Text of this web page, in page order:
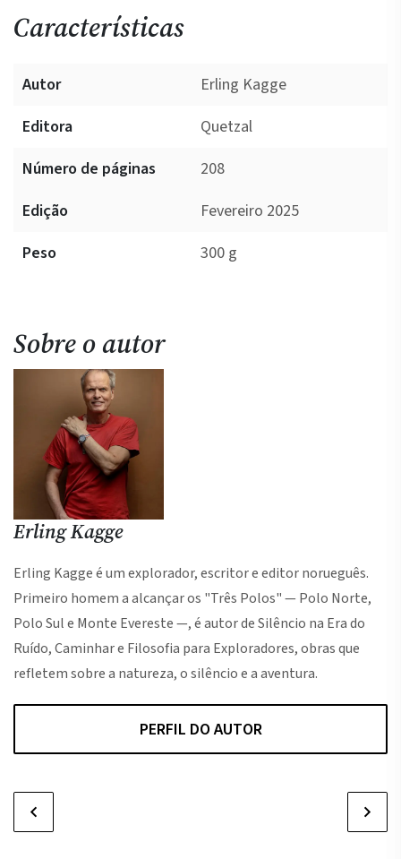
Características
Autor
Erling Kagge
Editora
Quetzal
Número de páginas
208
Edição
Fevereiro 2025
Peso
300 g
Sobre o autor
Erling Kagge
Erling Kagge é um explorador, escritor e editor norueguês.
Primeiro homem a alcançar os "Três Polos" — Polo Norte,
Polo Sul e Monte Evereste —, é autor de Silêncio na Era do
Ruído, Caminhar e Filosofia para Exploradores, obras que
refletem sobre a natureza, o silêncio e a aventura.
PERFIL DO AUTOR